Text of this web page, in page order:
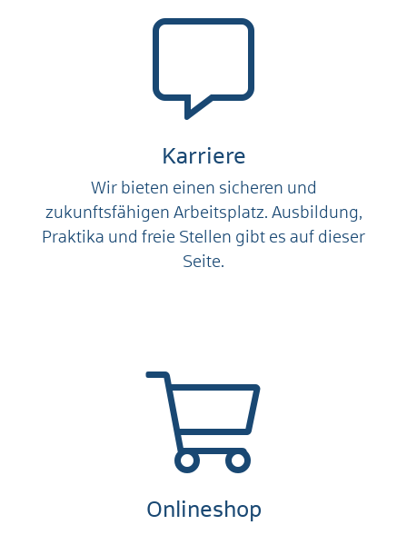
Karriere
Wir bieten einen sicheren und
zukunftsfähigen Arbeitsplatz. Ausbildung,
Praktika und freie Stellen gibt es auf dieser
Seite.
Onlineshop